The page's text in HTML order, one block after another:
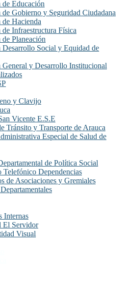
de Educación
de Gobierno y Seguridad Ciudadana
de Hacienda
de Infraestructura Física
de Planeación
Desarrollo Social y Equidad de
General y Desarrollo Institucional
y Clavijo
Vicente E.S.E
Tránsito y Transporte de Arauca
Especial de Salud de
de Política Social
Telefónico Dependencias
de Asociaciones y Gremiales
Internas
El Servidor
Visual